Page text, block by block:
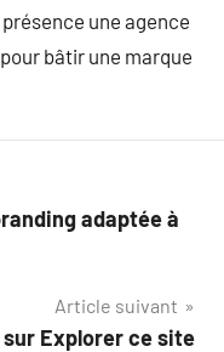
une agence
bâtir une marque
adaptée à
Article suivant
Explorer ce site